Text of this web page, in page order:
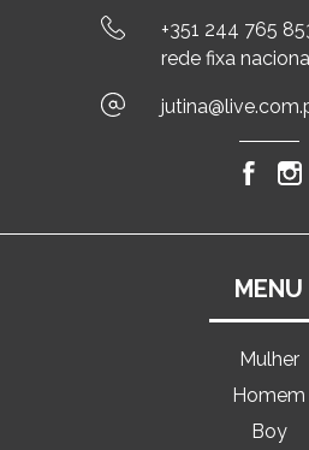
+351 244 765
rede fixa
MENU
Mulher
Homem
Boy